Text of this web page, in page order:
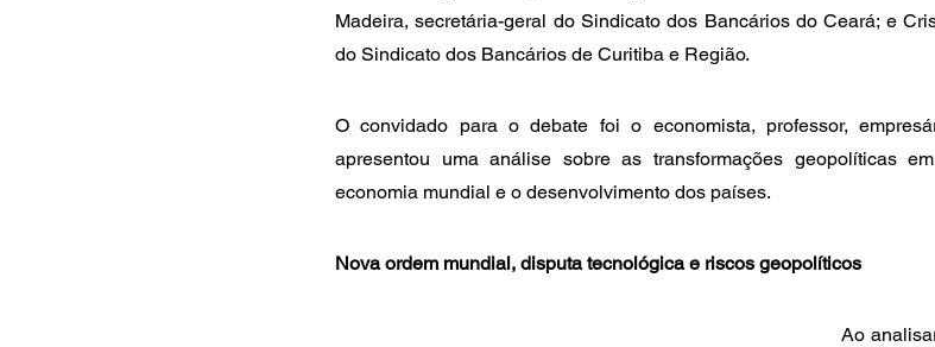
Madeira, secretária-geral do Sindicato dos Bancários do Ceará; e
do Sindicato dos Bancários de Curitiba e Região.
O convidado para o debate foi o economista, professor,
apresentou uma análise sobre as transformações geopolíticas
economia mundial e o desenvolvimento dos países.
Nova ordem mundial, disputa tecnológica e riscos geopolíticos
Ao